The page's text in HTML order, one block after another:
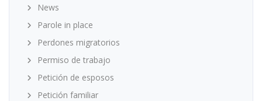
News
Parole in place
Perdones migratorios
Permiso de trabajo
Petición de esposos
Petición familiar